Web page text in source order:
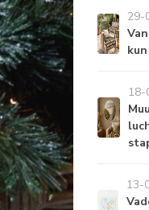
29-
18-
13-